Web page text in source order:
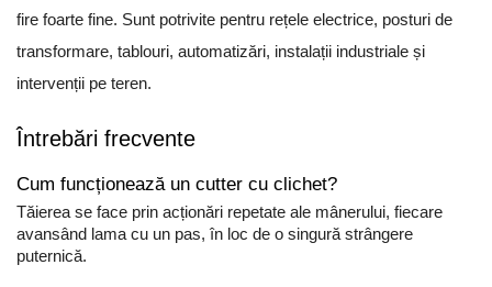
fire foarte fine. Sunt potrivite pentru rețele electrice, posturi de
transformare, tablouri, automatizări, instalații industriale și
intervenții pe teren.
Întrebări frecvente
Cum funcționează un cutter cu clichet?
Tăierea se face prin acționări repetate ale mânerului, fiecare
avansând lama cu un pas, în loc de o singură strângere
puternică.